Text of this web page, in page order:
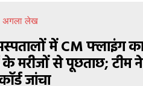
अगला लेख